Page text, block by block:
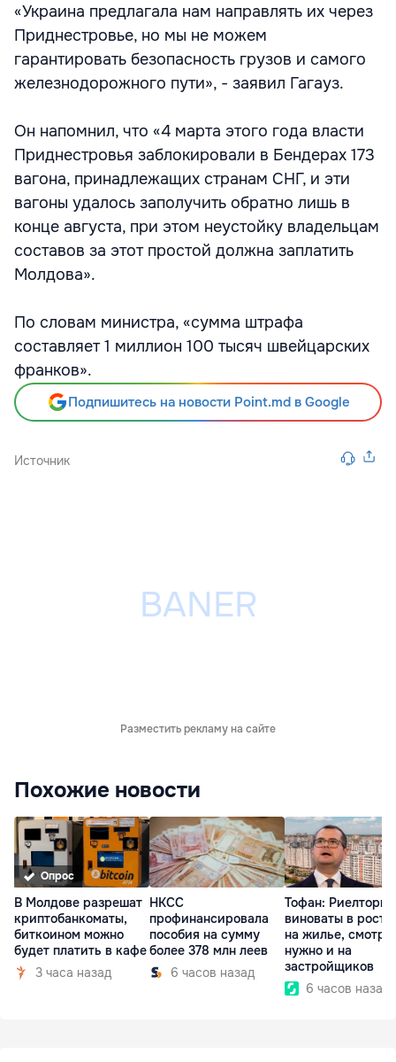
«Украина предлагала нам направлять их через
Приднестровье, но мы не можем
гарантировать безопасность грузов и самого
железнодорожного пути», - заявил Гагауз.
Он напомнил, что «4 марта этого года власти
Приднестровья заблокировали в Бендерах 173
вагона, принадлежащих странам СНГ, и эти
вагоны удалось заполучить обратно лишь в
конце августа, при этом неустойку владельцам
составов за этот простой должна заплатить
Молдова».
По словам министра, «сумма штрафа
составляет 1 миллион 100 тысяч швейцарских
франков».
Подпишитесь на новости Point.md в Google
Источник
Разместить рекламу на сайте
Похожие новости
Опрос
В Молдове разрешат
криптобанкоматы,
биткоином можно
будет платить в кафе
3 часа назад
НКСС
профинансировала
пособия на сумму
более 378 млн леев
6 часов назад
Тофан: Риелторы
виноваты в росте
на жилье,
нужно и на
застройщиков
6 часов назад